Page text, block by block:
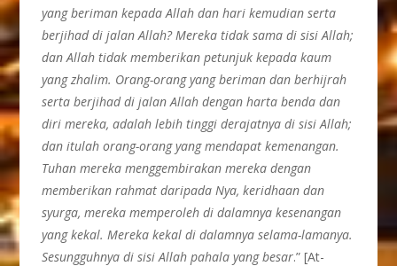
yang beriman kepada Allah dan hari kemudian serta
berjihad di jalan Allah? Mereka tidak sama di sisi Allah;
dan Allah tidak memberikan petunjuk kepada kaum
yang zhalim. Orang-orang yang beriman dan berhijrah
serta berjihad di jalan Allah dengan harta benda dan
diri mereka, adalah lebih tinggi derajatnya di sisi Allah;
dan itulah orang-orang yang mendapat kemenangan.
Tuhan mereka menggembirakan mereka dengan
memberikan rahmat daripada Nya, keridhaan dan
syurga, mereka memperoleh di dalamnya kesenangan
yang kekal.Mereka kekal di dalamnya selama-lamanya.
Sesungguhnya di sisi Allah pahala yang besar.” [At-